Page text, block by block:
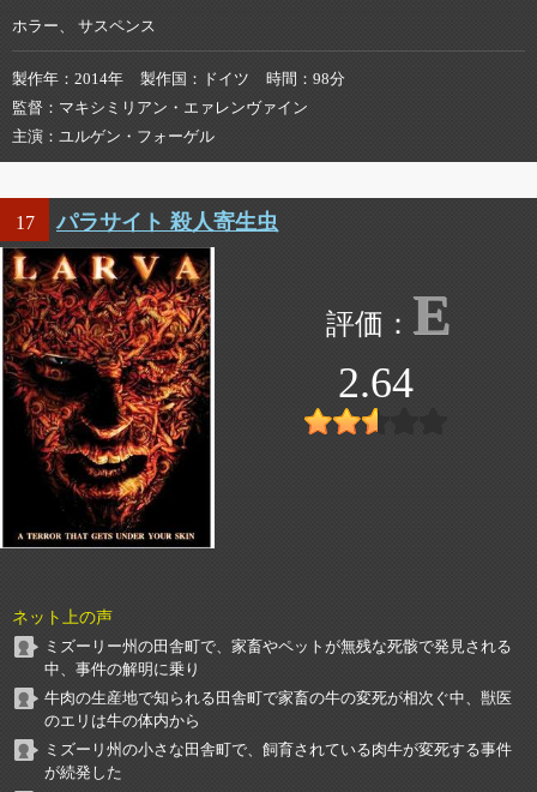
ホラー、 サスペンス
製作年 2014年 製作国 ドイツ 時間
98分
監督
マキシミリアン・エァレンヴァイン
主演
ユルゲン・フォーゲル
17 パラサイト 殺人寄生虫
E
2.64
ネット上の声
ミズーリー州の田舎町で、家畜やペットが無残な死骸で発見される
中、事件の解明に乗り
牛肉の生産地で知られる田舎町で家畜の牛の変死が相次ぐ中、獣医
のエリは牛の体内から
ミズーリ州の小さな田舎町で、飼育されている肉牛が変死する事件
が続発した